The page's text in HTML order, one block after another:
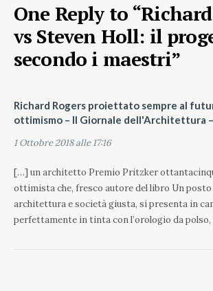
One Reply to
vs Steven Holl: il
secondo i maestri”
Richard Rogers proiettato sempre al
ottimismo – Il Giornale dell'Architettura
1 Ottobre 2018 alle 17:16
[…] un architetto Premio Pritzker
ottimista che, fresco autore del libro Un
architettura e società giusta, si presenta in
perfettamente in tinta con l’orologio da